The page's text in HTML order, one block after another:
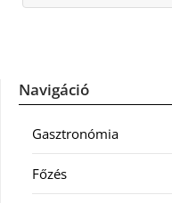
Navigáció
Gasztronómia
Főzés